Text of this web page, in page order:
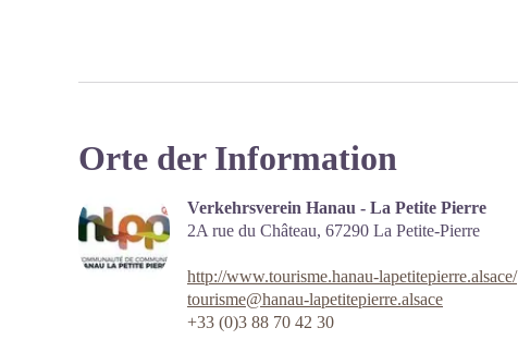
Orte der Information
Verkehrsverein Hanau - La Petite Pierre
2A rue du Château, 67290 La Petite-Pierre
http://www.tourisme.hanau-lapetitepierre.alsace/
tourisme@hanau-lapetitepierre.alsace
+33 (0)3 88 70 42 30